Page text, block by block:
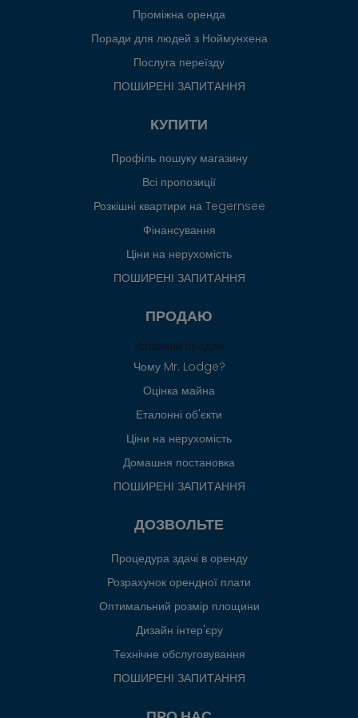
Проміжна оренда
Поради для людей з Ноймунхена
Послуга переїзду
ПОШИРЕНІ ЗАПИТАННЯ
КУПИТИ
Профіль пошуку магазину
Всі пропозиції
Розкішні квартири на Tegernsee
Фінансування
Ціни на нерухомість
ПОШИРЕНІ ЗАПИТАННЯ
ПРОДАЮ
Успішний продаж
Чому Mr. Lodge?
Оцінка майна
Еталонні об'єкти
Ціни на нерухомість
Домашня постановка
ПОШИРЕНІ ЗАПИТАННЯ
ДОЗВОЛЬТЕ
Процедура здачі в оренду
Розрахунок орендної плати
Оптимальний розмір площини
Дизайн інтер'єру
Технічне обслуговування
ПОШИРЕНІ ЗАПИТАННЯ